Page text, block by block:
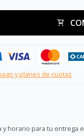
y planes de cuotas
y horario para tu entrega